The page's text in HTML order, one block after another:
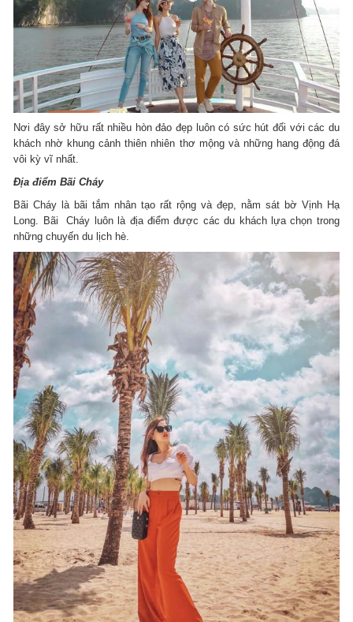
Nơi đây sở hữu rất nhiều hòn đảo đẹp luôn có sức hút đối với các du
khách nhờ khung cảnh thiên nhiên thơ mộng và những hang động đá
vôi kỳ vĩ nhất.
Địa điểm Bãi Cháy
Bãi Cháy là bãi tắm nhân tạo rất rộng và đẹp, nằm sát bờ Vịnh Hạ
Long. Bãi Cháy luôn là địa điểm được các du khách lựa chọn trong
những chuyến du lịch hè.